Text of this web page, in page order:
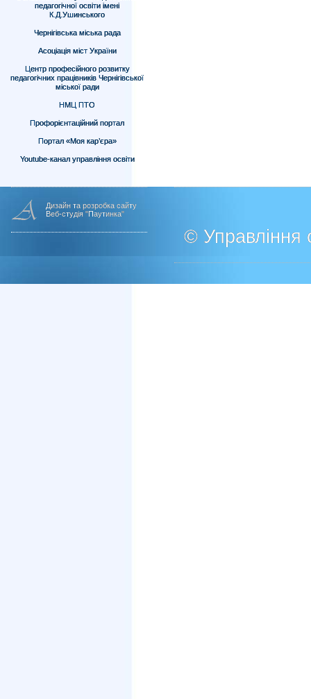
педагогічної освіти імені
К.Д.Ушинського
Чернігівська міська рада
Асоціація міст України
Центр професійного розвитку
педагогічних працівників Чернігівської
міської ради
НМЦ ПТО
Профорієнтаційний портал
Портал «Моя кар’єра»
Youtube-канал управління освіти
Дизайн та розробка сайту
Веб-студія "Паутинка"
© Управління